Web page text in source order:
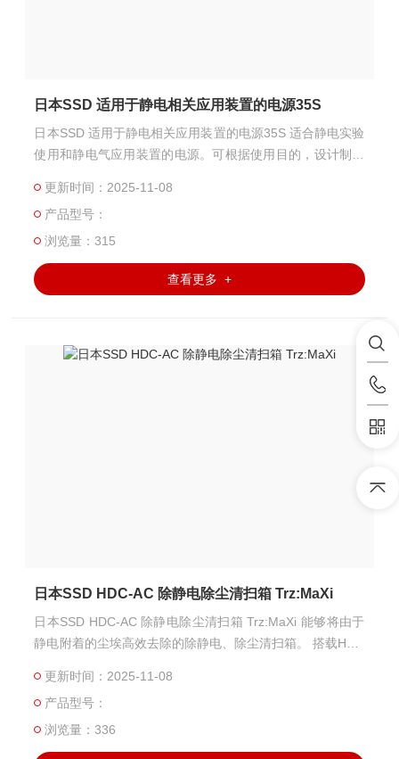
日本SSD 适用于静电相关应用装置的电源35S
日本SSD 适用于静电相关应用装置的电源35S 适合静电实验
使用和静电气应用装置的电源。可根据使用目的，设计制作
更新时间：2025-11-08
产品型号：
浏览量：315
查看更多 +
日本SSD HDC-AC 除静电除尘清扫箱 Trz:MaXi
日本SSD HDC-AC 除静电除尘清扫箱 Trz:MaXi 能够将由于
静电附着的尘埃高效去除的除静电、除尘清扫箱。 搭载HDC
更新时间：2025-11-08
产品型号：
浏览量：336